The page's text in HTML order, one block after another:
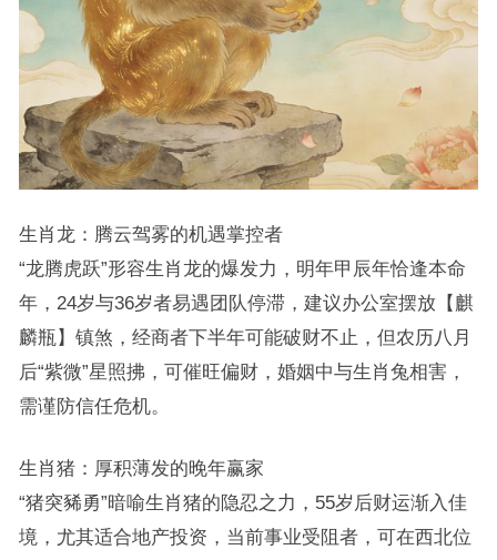
生肖龙：腾云驾雾的机遇掌控者
“龙腾虎跃”形容生肖龙的爆发力，明年甲辰年恰逢本命
年，24岁与36岁者易遇团队停滞，建议办公室摆放【麒
麟瓶】镇煞，经商者下半年可能破财不止，但农历八月
后“紫微”星照拂，可催旺偏财，婚姻中与生肖兔相害，
需谨防信任危机。
生肖猪：厚积薄发的晚年赢家
“猪突豨勇”暗喻生肖猪的隐忍之力，55岁后财运渐入佳
境，尤其适合地产投资，当前事业受阻者，可在西北位